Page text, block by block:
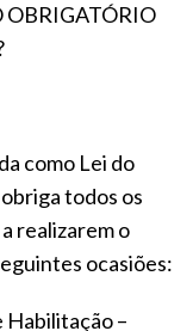
OBRIGATÓRIO
como Lei do
todos os
realizarem o
ocasiões:
Habilitação –